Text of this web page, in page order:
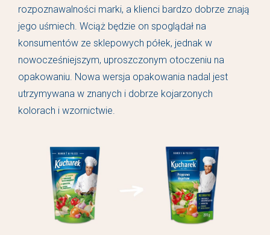
rozpoznawalności marki, a klienci bardzo dobrze znają
jego uśmiech. Wciąż będzie on spoglądał na
konsumentów ze sklepowych półek, jednak w
nowocześniejszym, uproszczonym otoczeniu na
opakowaniu. Nowa wersja opakowania nadal jest
utrzymywana w znanych i dobrze kojarzonych
kolorach i wzornictwie.